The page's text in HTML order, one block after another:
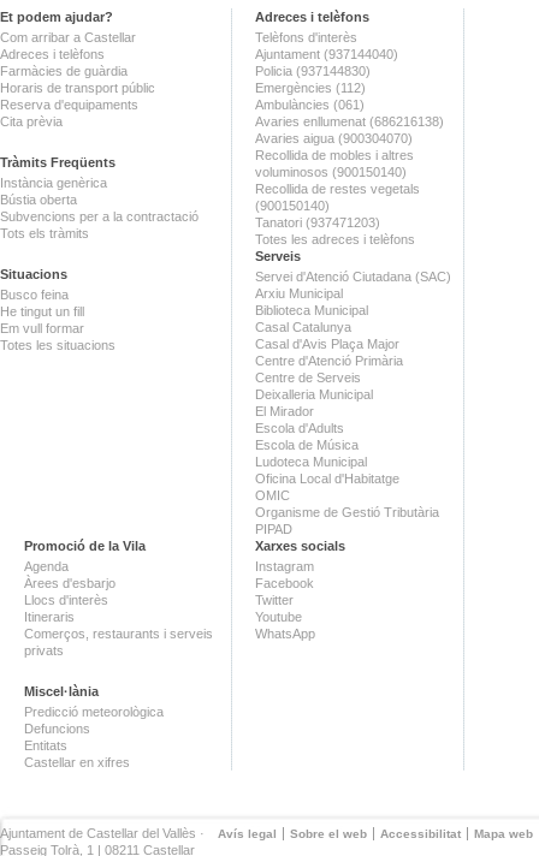
Et podem ajudar?
Com arribar a Castellar
Adreces i telèfons
Farmàcies de guàrdia
Horaris de transport públic
Reserva d'equipaments
Cita prèvia
Tràmits Freqüents
Instància genèrica
Bústia oberta
Subvencions per a la contractació
Tots els tràmits
Situacions
Busco feina
He tingut un fill
Em vull formar
Totes les situacions
Adreces i telèfons
Telèfons d'interès
Ajuntament (937144040)
Policia (937144830)
Emergències (112)
Ambulàncies (061)
Avaries enllumenat (686216138)
Avaries aigua (900304070)
Recollida de mobles i altres
voluminosos (900150140)
Recollida de restes vegetals
(900150140)
Tanatori (937471203)
Totes les adreces i telèfons
Serveis
Servei d'Atenció Ciutadana (SAC)
Arxiu Municipal
Biblioteca Municipal
Casal Catalunya
Casal d'Avis Plaça Major
Centre d'Atenció Primària
Centre de Serveis
Deixalleria Municipal
El Mirador
Escola d'Adults
Escola de Música
Ludoteca Municipal
Oficina Local d'Habitatge
OMIC
Organisme de Gestió Tributària
PIPAD
Promoció de la Vila
Agenda
Àrees d'esbarjo
Llocs d'interès
Itineraris
Comerços, restaurants i serveis
privats
Miscel·lània
Predicció meteorològica
Defuncions
Entitats
Castellar en xifres
Xarxes socials
Instagram
Facebook
Twitter
Youtube
WhatsApp
Avís legal Sobre el web Accessibilitat Mapa web
Ajuntament de Castellar del Vallès ·
Passeig Tolrà, 1 | 08211 Castellar